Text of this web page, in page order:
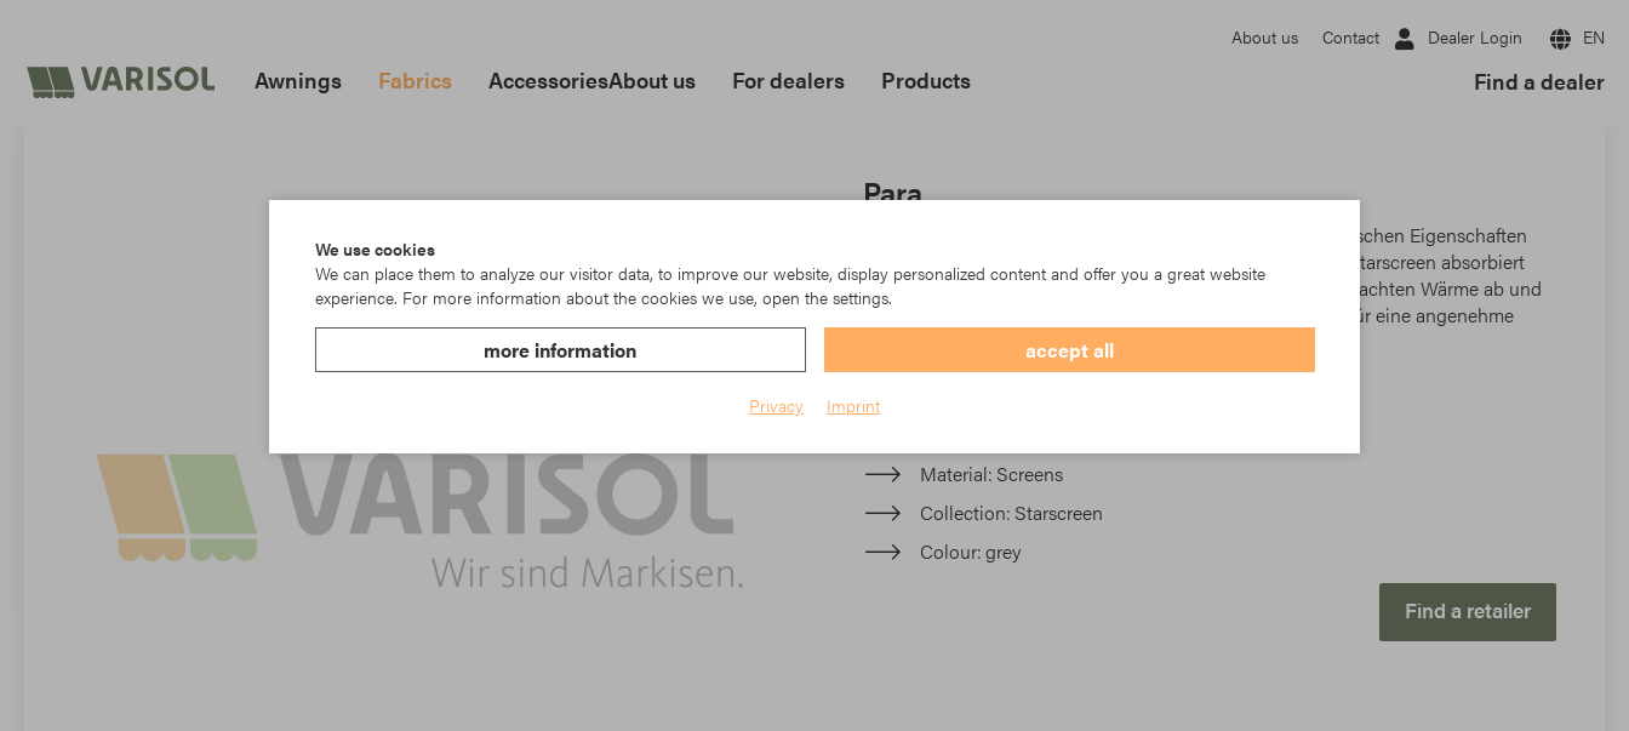
About us Contact Dealer Login EN
Awnings Fabrics AccessoriesAbout us For dealers Products Find a dealer
Para
Starscreen ist ein innovatives Gewebe, das in seinen technischen Eigenschaften
einzigartig ist. Ob im Außen- oder Innenbereich installiert, Starscreen absorbiert
und weist bis zu 97 % der durch Sonneneinstrahlung verursachten Wärme ab und
lässt gleichzeitig Licht durch. Ihr spezielles Gewinde sorgt für eine angenehme
Streuung des Lichts.
Item No.: TK23-8097/400
Material Screens
Collection Starscreen
Colour grey
Find a retailer
We use cookies
We can place them to analyze our visitor data, to improve our website, display personalized content and offer you a great website
experience. For more information about the cookies we use, open the settings.
more information accept all
Privacy Imprint